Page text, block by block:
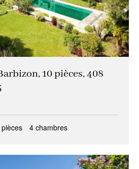
10 pièces, 408
4 chambres